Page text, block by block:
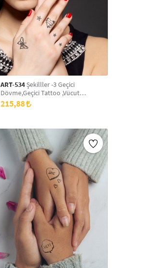
ART-534 Şekilller -3 Geçici
Dövme,Geçici Tattoo ,Vücut
Dövme,Kol Bilek Dövme,Boyun
Dövme,Sırt Dövme
215,88